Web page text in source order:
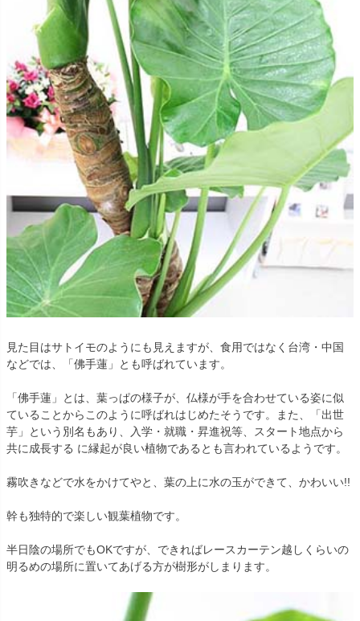
見た目はサトイモのようにも見えますが、食用ではなく台湾・中国
などでは、「佛手蓮」とも呼ばれています。
「佛手蓮」とは、葉っぱの様子が、仏様が手を合わせている姿に似
ていることからこのように呼ばれはじめたそうです。また、「出世
芋」という別名もあり、入学・就職・昇進祝等、スタート地点から
共に成長する に縁起が良い植物であるとも言われているようです。
霧吹きなどで水をかけてやと、葉の上に水の玉ができて、かわいい!!
幹も独特的で楽しい観葉植物です。
半日陰の場所でもOKですが、できればレースカーテン越しくらいの
明るめの場所に置いてあげる方が樹形がしまります。